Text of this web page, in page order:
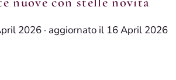
2026 · aggiornato il 16 April 2026